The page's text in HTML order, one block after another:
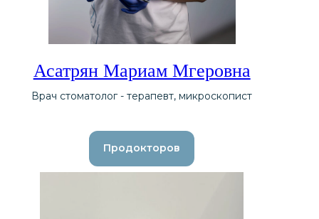
Асатрян Мариам Мгеровна
Врач стоматолог - терапевт, микроскопист
Продокторов